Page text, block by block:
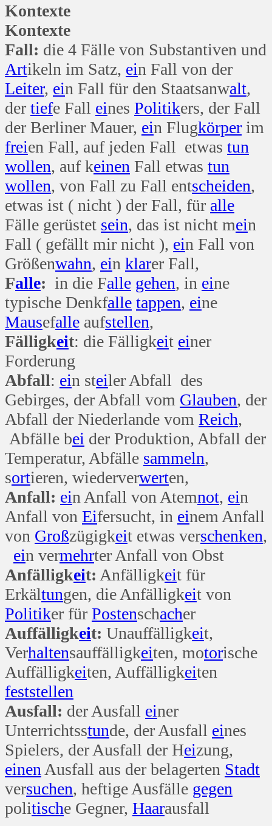
Kontexte
Kontexte
Fall: die 4 Fälle von Substantiven und
Artikeln im Satz, ein Fall von der
Leiter, ein Fall für den Staatsanwalt,
der tiefe Fall eines Politikers, der Fall
der Berliner Mauer, ein Flugkörper im
freien Fall, auf jeden Fall etwas tun
wollen, auf keinen Fall etwas tun
wollen, von Fall zu Fall entscheiden,
etwas ist ( nicht ) der Fall, für alle
Fälle gerüstet sein, das ist nicht mein
Fall ( gefällt mir nicht ), ein Fall von
Größenwahn, ein klarer Fall,
Falle: in die Falle gehen, in eine
typische Denkfalle tappen, eine
Mausefalle aufstellen,
Fälligkeit: die Fälligkeit einer
Forderung
Abfall: ein steiler Abfall des
Gebirges, der Abfall vom Glauben, der
Abfall der Niederlande vom Reich,
Abfälle bei der Produktion, Abfall der
Temperatur, Abfälle sammeln,
sortieren, wiederverwerten,
Anfall: ein Anfall von Atemnot, ein
Anfall von Eifersucht, in einem Anfall
von Großzügigkeit etwas verschenken,
ein vermehrter Anfall von Obst
Anfälligkeit: Anfälligkeit für
Erkältungen, die Anfälligkeit von
Politiker für Postenschacher
Auffälligkeit: Unauffälligkeit,
Verhaltensauffälligkeiten, motorische
Auffälligkeiten, Auffälligkeiten
feststellen
Ausfall: der Ausfall einer
Unterrichtsstunde, der Ausfall eines
Spielers, der Ausfall der Heizung,
einen Ausfall aus der belagerten Stadt
versuchen, heftige Ausfälle gegen
politische Gegner, Haarausfall